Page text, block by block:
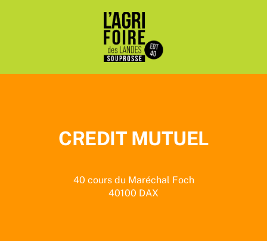
CREDIT MUTUEL
40 cours du Maréchal Foch
40100 DAX